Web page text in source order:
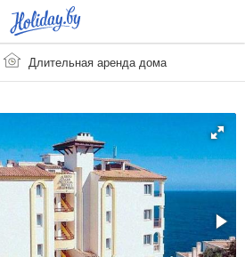
Длительная аренда дома